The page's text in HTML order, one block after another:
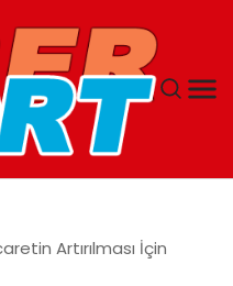
Artırılması İçin